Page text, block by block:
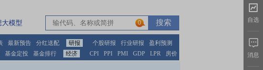
大模型 0
最新预告 分红送配 研报 个股研报 行业研报
盈利预测
基金定投 基金排行 经济 CPI PPI PMI GDP LPR 房价
自选
消息